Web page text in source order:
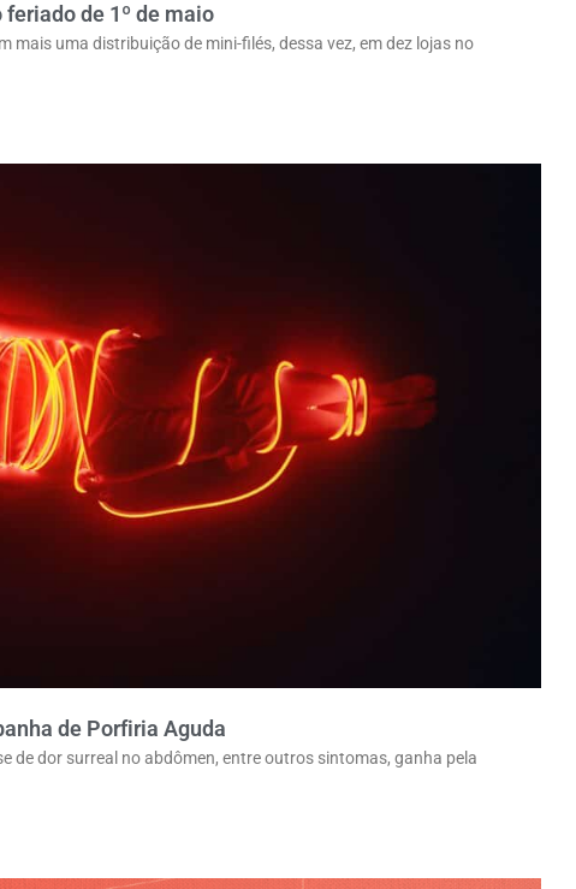
de 1º de maio
mais uma distribuição de mini-filés, dessa vez, em dez lojas no
de Porfiria Aguda
de dor surreal no abdômen, entre outros sintomas, ganha pela